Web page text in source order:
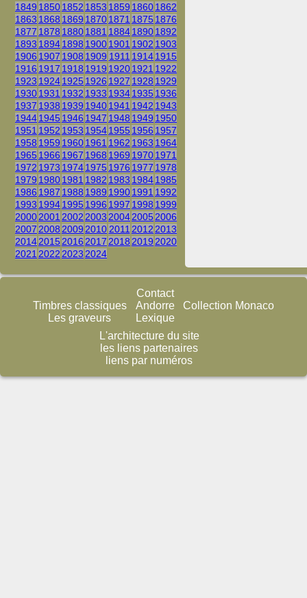
1849 18501852 1853 1859 18601862
1863 1868 1869 18701871 1875 1876
1877 1878 18801881 188418901892
1893 18941898 19001901 1902 1903
1906 1907 1908 1909 1911 19141915
1916 1917 1918 1919 19201921 1922
1923 19241925 1926 1927 1928 1929
19301931 1932 1933 19341935 1936
1937 1938 1939 19401941 1942 1943
19441945 1946 1947 1948 1949 1950
1951 1952 1953 19541955 1956 1957
1958 1959 19601961 1962 1963 1964
1965 1966 1967 1968 1969 19701971
1972 1973 19741975 1976 1977 1978
1979 19801981 1982 1983 19841985
1986 1987 1988 1989 19901991 1992
1993 19941995 1996 1997 1998 1999
20002001 2002 2003 20042005 2006
2007 2008 2009 2010 2011 2012 2013
20142015 2016 2017 2018 2019 2020
2021 2022 2023 2024
Timbres classiques
Les graveurs
Contact
Andorre
Lexique
Collection Monaco
L'architecture du site
les liens partenaires
liens par numéros